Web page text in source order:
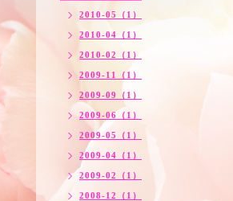
2010-05（1）
2010-04（1）
2010-02（1）
2009-11（1）
2009-09（1）
2009-06（1）
2009-05（1）
2009-04（1）
2009-02（1）
2008-12（1）